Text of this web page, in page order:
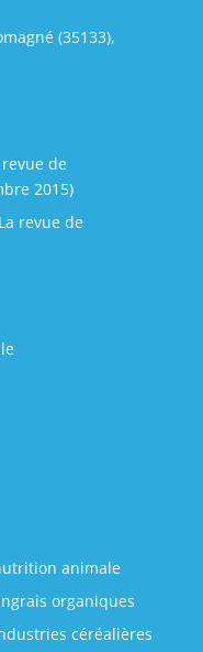
(35133),
de
2015)
revue de
animale
organiques
céréalières